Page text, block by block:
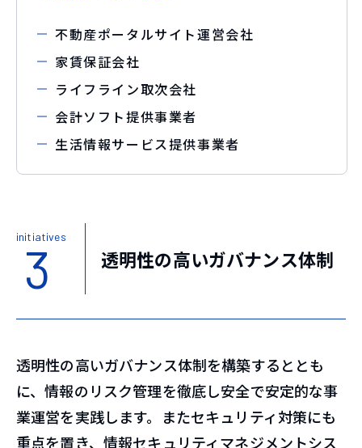
不動産ポータルサイト運営会社
家賃保証会社
ライフライン取次会社
会計ソフト提供事業者
生活情報サービス提供事業者
initiatives
3 透明性の高いガバナンス体制
透明性の高いガバナンス体制を構築するととも
に、情報のリスク管理を徹底し安全で安定的な事
業運営を実践します。またセキュリティ対策にも
重点を置き、情報セキュリティマネジメントシス